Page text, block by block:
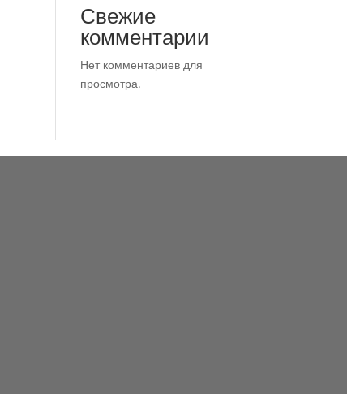
Свежие
комментарии
Нет комментариев для
просмотра.